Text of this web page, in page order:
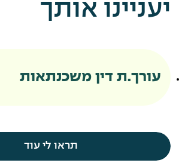
יעניינו אותך
עורך.ת דין משכנתאות
תראו לי עוד